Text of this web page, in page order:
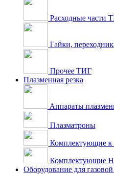
Расходные части
Гайки,
Прочее ТИГ
Плазменная резка
Аппараты
Плазматроны
Комплектующие к
Комплектующие
Оборудование для